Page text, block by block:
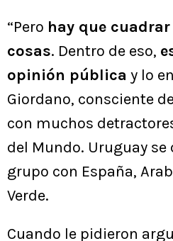
“Pero hay que
cosas. Dentro de eso,
opinión pública y lo
Giordano, consciente
con muchos
del Mundo. Uruguay se
grupo con España,
Verde.
Cuando le pidieron